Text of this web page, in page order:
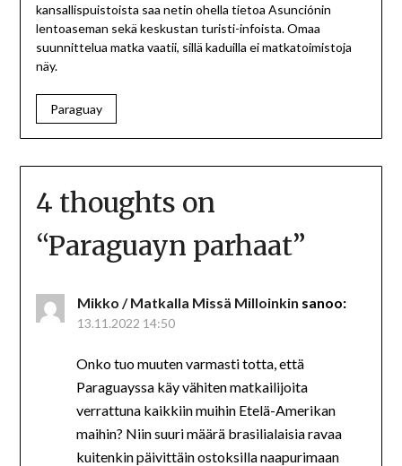
kansallispuistoista saa netin ohella tietoa Asunciónin
lentoaseman sekä keskustan turisti-infoista. Omaa
suunnittelua matka vaatii, sillä kaduilla ei matkatoimistoja
näy.
Paraguay
4 thoughts on
“Paraguayn parhaat”
Mikko / Matkalla Missä Milloinkin sanoo:
13.11.2022 14:50
Onko tuo muuten varmasti totta, että
Paraguayssa käy vähiten matkailijoita
verrattuna kaikkiin muihin Etelä-Amerikan
maihin? Niin suuri määrä brasilialaisia ravaa
kuitenkin päivittäin ostoksilla naapurimaan